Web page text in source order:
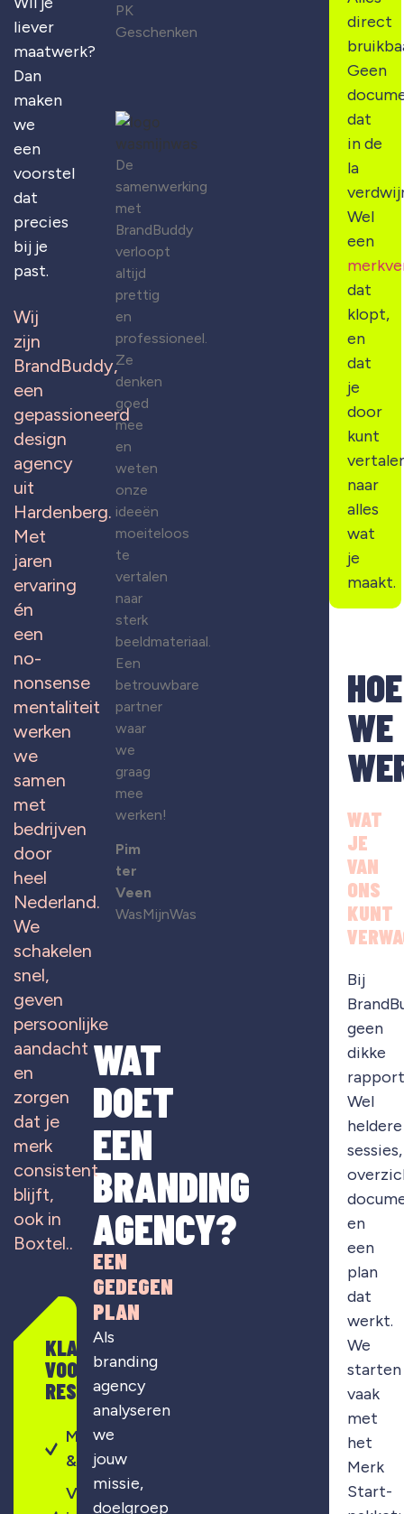
liever
maatwerk?
Dan
maken
we
een
voorstel
dat
precies
bij je
past.
Wij
zijn
BrandBuddy,
een
gepassioneerd
design
agency
uit
Hardenberg.
Met
jaren
ervaring
én
een
no-
nonsense
mentaliteit
werken
we
samen
met
bedrijven
door
heel
Nederland.
We
schakelen
snel,
geven
persoonlijke
aandacht
en
zorgen
dat je
merk
consistent
blijft,
ook in
Boxtel..
KLAAR
VOOR
RESULTAAT?
Merkontwikkeling
& strategie
Visuele
PK
Geschenken
De
samenwerking
met
BrandBuddy
verloopt
altijd
prettig
en
professioneel.
Ze
denken
goed
mee
en
weten
onze
ideeën
moeiteloos
te
vertalen
naar
sterk
beeldmateriaal.
Een
betrouwbare
partner
waar
we
graag
mee
werken!
Pim
ter
Veen
WasMijnWas
WAT
DOET
EEN
BRANDING
AGENCY?
EEN
GEDEGEN
PLAN
Als
branding
agency
analyseren
we
jouw
missie,
doelgroep
HOE
WE
WAT
JE
VAN
ONS
KUNT
Bij
geen
dikke
Wel
heldere
sessies,
en
een
plan
dat
werkt.
We
starten
vaak
met
het
Merk
Start-
direct
Geen
dat
in de
la
Wel
een
dat
klopt,
en
dat
je
door
kunt
naar
alles
wat
je
maakt.